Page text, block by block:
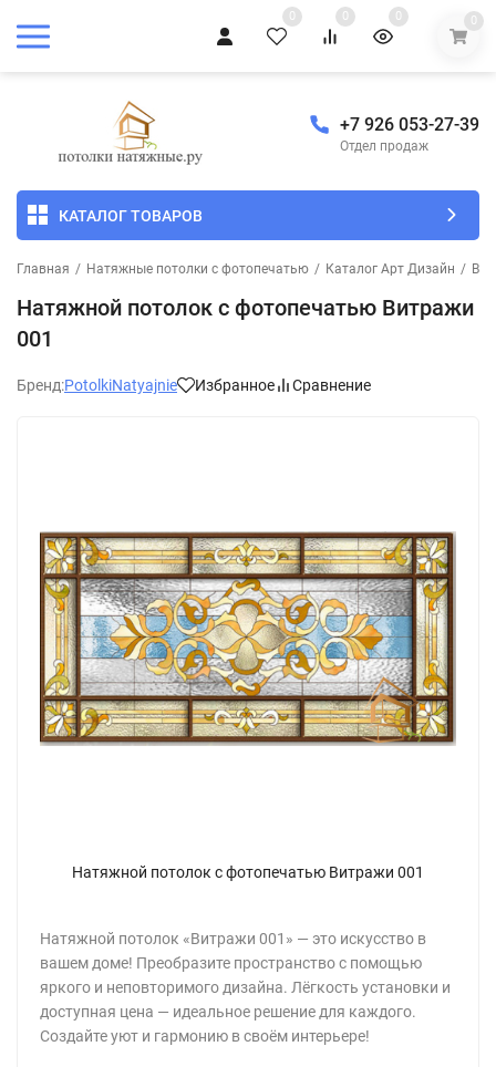
0 0 0 0
+7 926 053-27-39
Отдел продаж
КАТАЛОГ ТОВАРОВ
Главная / Натяжные потолки с фотопечатью / Каталог Арт Дизайн /
Натяжной потолок с фотопечатью Витражи
001
Бренд:PotolkiNatyajnie Избранное Сравнение
Натяжной потолок с фотопечатью Витражи 001
Натяжной потолок «Витражи 001» — это искусство в
вашем доме! Преобразите пространство с помощью
яркого и неповторимого дизайна. Лёгкость установки и
доступная цена — идеальное решение для каждого.
Создайте уют и гармонию в своём интерьере!